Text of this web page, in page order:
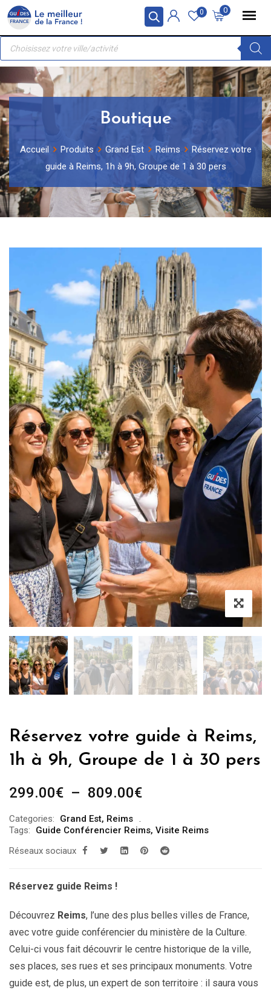
Panneau de gestion des cookies
Skip
content
0
0
Recherche
produits
Boutique
Accueil Produits Grand Est Reims
Réservez votre
guide à Reims, 1h à 9h, Groupe de 1 à 30 pers
Réservez votre guide à Reims,
1h à 9h, Groupe de 1 à 30 pers
299.00€ – 809.00€Plage
prix :
299.00€
à
Categories: Grand Est, Reims
Tags:
Guide Conférencier Reims, Visite Reims
Réseaux sociaux
Réservez guide Reims !
Découvrez Reims, l’une des plus belles villes de France,
avec votre guide conférencier du ministère de la Culture.
Celui-ci vous fait découvrir le centre historique de la ville,
ses places, ses rues et ses principaux monuments. Votre
guide est, de plus, un expert de son territoire : il saura vous